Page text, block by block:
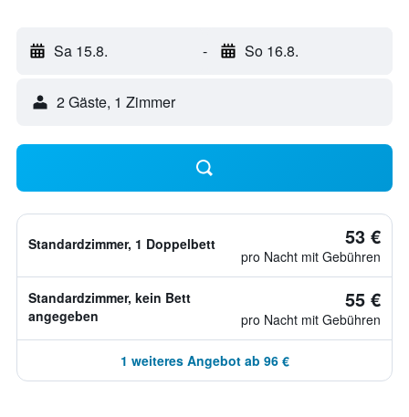
Sa 15.8. - So 16.8.
2 Gäste, 1 Zimmer
Standardzimmer, 1 Doppelbett 53 €
pro Nacht mit Gebühren
Standardzimmer, kein Bett
angegeben
55 €
pro Nacht mit Gebühren
1 weiteres Angebot ab 96 €